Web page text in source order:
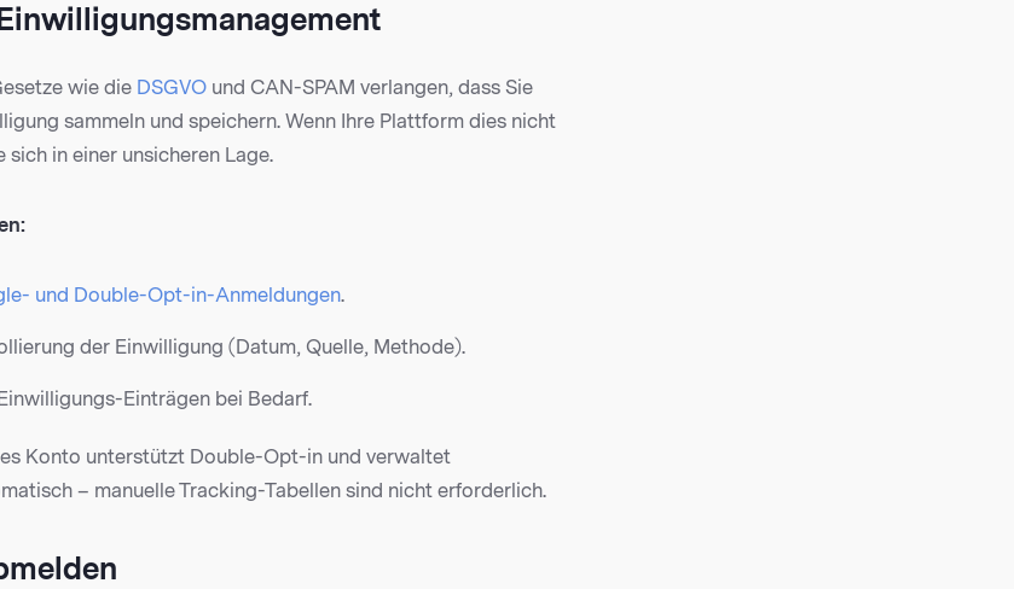
wie die DSGVO und CAN-SPAM verlangen, dass Sie
sammeln und speichern. Wenn Ihre Plattform dies nicht
in einer unsicheren Lage.
und Double-Opt-in-Anmeldungen.
der Einwilligung (Datum, Quelle, Methode).
Einträgen bei Bedarf.
Konto unterstützt Double-Opt-in und verwaltet
– manuelle Tracking-Tabellen sind nicht erforderlich.